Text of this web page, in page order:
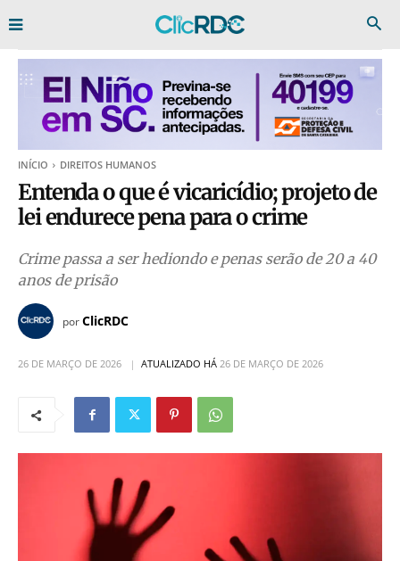
INÍCIO DIREITOS HUMANOS
Entenda o que é vicaricídio; projeto de
lei endurece pena para o crime
Crime passa a ser hediondo e penas serão de 20 a 40
anos de prisão
porClicRDC
26 DE MARÇO DE 2026 ATUALIZADO HÁ 26 DE MARÇO DE 2026